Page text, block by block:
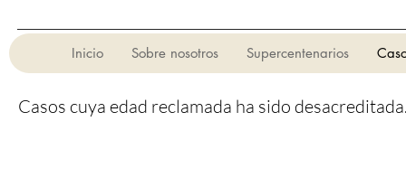
Inicio Sobre nosotros Supercentenarios
Casos cuya edad reclamada ha sido